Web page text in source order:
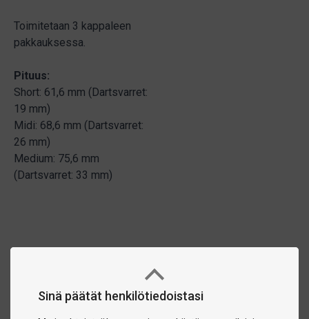
Sinä päätät henkilötiedoistasi
Toimitetaan 3 kappaleen
pakkauksessa.
Pituus:
Short: 61,6 mm (Dartsvarret:
19 mm)
Midi: 68,6 mm (Dartsvarret:
26 mm)
Medium: 75,6 mm
(Dartsvarret: 33 mm)